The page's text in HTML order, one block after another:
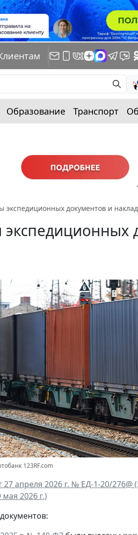
Образование Транспорт
документов и
123RF.com
27 апреля 2026 г. № ЕД-1-20/276@
2026 г.)